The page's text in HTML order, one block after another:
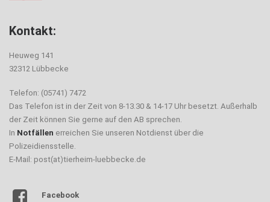
Kontakt:
Heuweg 141
32312 Lübbecke
Telefon: (05741) 7472
Das Telefon ist in der Zeit von 8-13.30 & 14-17 Uhr besetzt. Außerhalb
der Zeit können Sie gerne auf den AB sprechen.
In Notfällen erreichen Sie unseren Notdienst über die
Polizeidiensstelle.
E-Mail: post(at)tierheim-luebbecke.de
Facebook